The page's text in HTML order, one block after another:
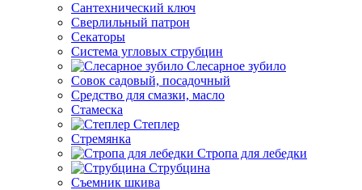
Сантехнический ключ
Сверлильный патрон
Секаторы
Система угловых струбцин
Слесарное зубило
Совок садовый, посадочный
Средство для смазки, масло
Стамеска
Степлер
Стремянка
Стропа для лебедки
Струбцина
Съемник шкива